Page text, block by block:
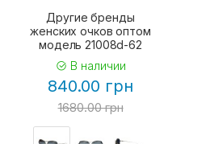
Другие бренды
женских очков оптом
модель 21008d-62
В наличии
840.00 грн
1680.00 грн